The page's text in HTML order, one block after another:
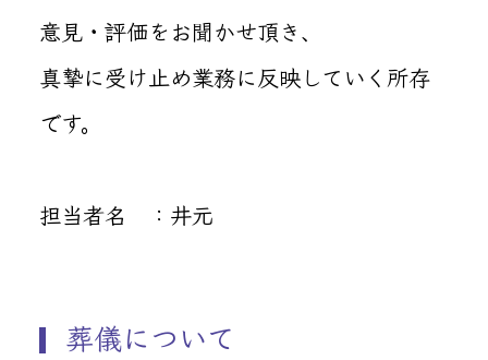
意見・評価をお聞かせ頂き、
真摯に受け止め業務に反映していく所存
です。
担当者名 ：井元
葬儀について